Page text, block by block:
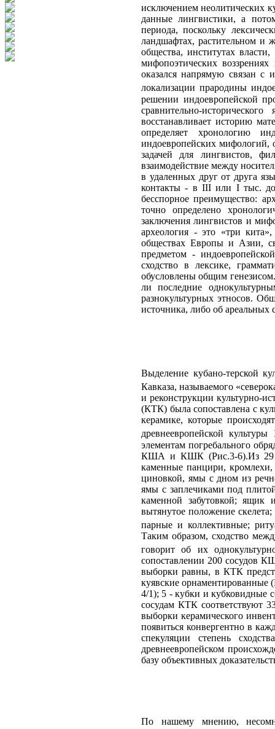
исключением неолитических
данные лингвистики, а
периода, поскольку
ландшафтах, растительном и
общества, институтах
мифопоэтических
оказался напрямую связан с
локализации прародины
решении индоевропейской
сравнительно-
восстанавливает историю
определяет хронологию
индоевропейских мифологий,
задачей для лингвистов,
взаимодействие между
в удаленных друг от друга
контакты - в III или I тыс. до
бесспорное преимущество:
точно определено
заключения лингвистов и
археология - это «три
обществах Европы и Азии,
предметом -
сходство в лексике,
обусловлены общим
ли последние
разнокультурных этносов.
источника, либо об ареальных
Выделение кубано-терской
Кавказа, называемого
и реконструкции культурно-
(КТК) была сопоставлена с
керамике, которые
древнеевропейской
элементам погребального
КША и КШК (Рис.3-6).Из 29
каменные панцири,
циновкой, ямы с дном из
ямы с заплечиками под
каменной забутовкой;
вытянутое положение
парные и коллективные;
Таким образом, сходство
говорит об их
сопоставлении 200 сосудов
выборки равны, в КТК
куявские
4/1); 5 - кубки и кубковидные
сосудам КТК соответствуют
выборки керамического
появиться конвергентно в
спекуляции степень
древнеевропейском
базу объективных
По нашему мнению,